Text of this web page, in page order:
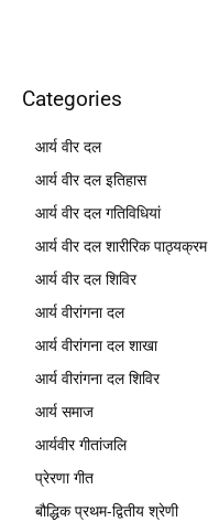
Categories
आर्य वीर दल
आर्य वीर दल इतिहास
आर्य वीर दल गतिविधियां
आर्य वीर दल शारीरिक पाठ्यक्रम
आर्य वीर दल शिविर
आर्य वीरांगना दल
आर्य वीरांगना दल शाखा
आर्य वीरांगना दल शिविर
आर्य समाज
आर्यवीर गीतांजलि
प्रेरणा गीत
बौद्धिक प्रथम-द्वितीय श्रेणी